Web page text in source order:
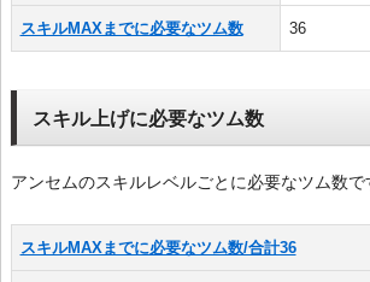
スキルMAXまでに必要なツム数 36
スキル上げに必要なツム数
アンセムのスキルレベルごとに必要なツム数で
スキルMAXまでに必要なツム数/合計36